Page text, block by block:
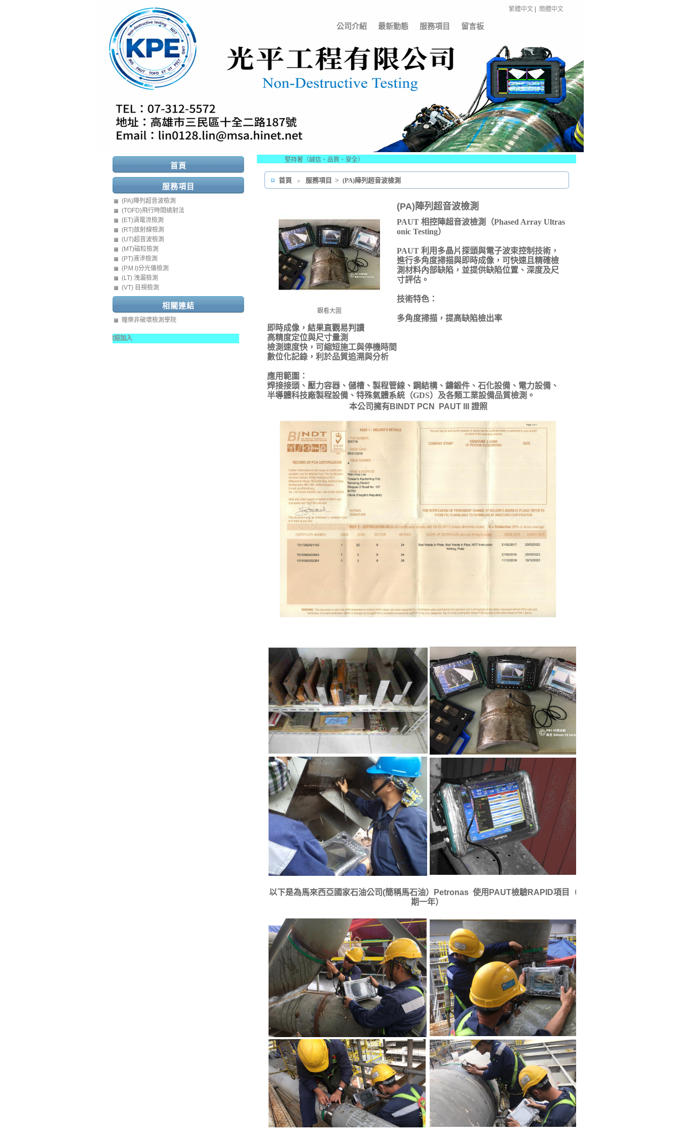
繁體中文 簡體中文
公司介紹 最新動態 服務項目 留言板
堅持著（誠信、品質、安全）
首頁 ﹥ 服務項目 > (PA)陣列超音波檢測
觀看大圖
(PA)陣列超音波檢測
PAUT 相控陣超音波檢測（Phased Array Ultras
onic Testing）
PAUT 利用多晶片探頭與電子波束控制技術，
進行多角度掃描與即時成像，可快速且精確檢
測材料內部缺陷，並提供缺陷位置、深度及尺
寸評估。
技術特色：
多角度掃描，提高缺陷檢出率
即時成像，結果直觀易判讀
高精度定位與尺寸量測
檢測速度快，可縮短施工與停機時間
數位化記錄，利於品質追溯與分析
應用範圍：
焊接接頭、壓力容器、儲槽、製程管線、鋼結構、鑄鍛件、石化設備、電力設備、
半導體科技廠製程設備、特殊氣體系統（GDS）及各類工業設備品質檢測。
本公司擁有BINDT PCN PAUT III 證照
以下是為馬來西亞國家石油公司(簡稱馬石油）Petronas 使用PAUT檢驗RAPID項目（為
期一年）
首頁
服務項目
(PA)陣列超音波檢測
(TOFD)飛行時間繞射法
(ET)渦電流檢測
(RT)放射線檢測
(UT)超音波檢測
(MT)磁粒檢測
(PT)液滲檢測
(P.M.I)分光儀檢測
(LT) 洩漏檢測
(VT) 目視檢測
相關連結
瞳樂非破壞檢測學院